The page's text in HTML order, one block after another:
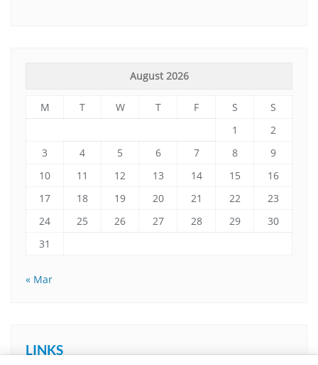
August 2026
M T W T F S
S
1
2
3
4 5 6 7 8
9
10
11 12 13 14 15
16
17
18 19 20 21 22
23
24
25 26 27 28 29
30
31
« Mar
LINKS